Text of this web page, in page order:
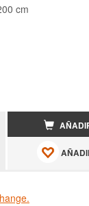
cm